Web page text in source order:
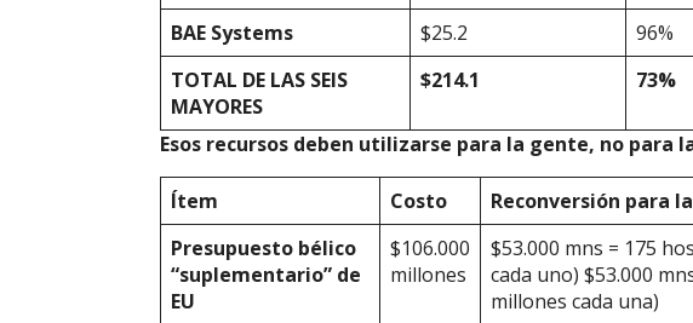
BAE Systems $25.2
96%
TOTAL DE LAS SEIS
MAYORES
$214.1 73%
Esos recursos deben utilizarse para la gente, no para
Ítem Costo Reconversión para
Presupuesto bélico
“suplementario” de
EU
$106.000
millones
$53.000 mns = 175
cada uno) $53.000
millones cada una)